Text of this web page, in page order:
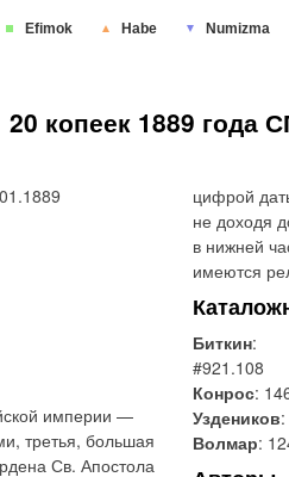
Efimok Habe Numizma
20 копеек 1889 года
империи —
третья, большая
Св. Апостола
цифрой
не доходя
в нижней
имеются
Биткин:
#921.108
Конрос:
Уздеников
Волмар: